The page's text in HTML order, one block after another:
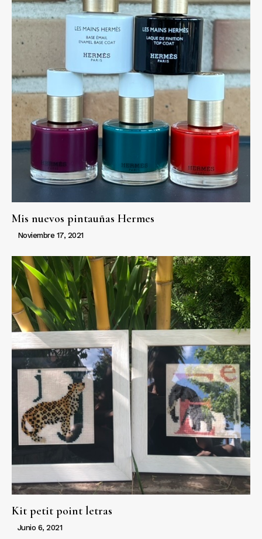
Mis nuevos pintauñas Hermes
Noviembre 17, 2021
Kit petit point letras
Junio 6, 2021